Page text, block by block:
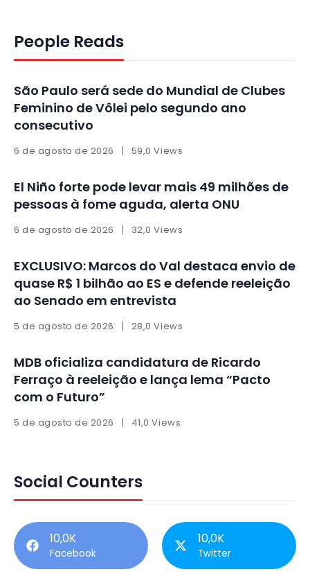
People Reads
São Paulo será sede do Mundial de Clubes
Feminino de Vôlei pelo segundo ano
consecutivo
6 de agosto de 2026 59,0 Views
El Niño forte pode levar mais 49 milhões de
pessoas à fome aguda, alerta ONU
6 de agosto de 2026 32,0 Views
EXCLUSIVO: Marcos do Val destaca envio de
quase R$ 1 bilhão ao ES e defende reeleição
ao Senado em entrevista
5 de agosto de 2026 28,0 Views
MDB oficializa candidatura de Ricardo
Ferraço à reeleição e lança lema “Pacto
com o Futuro”
5 de agosto de 2026 41,0 Views
Social Counters
10,0K
Facebook
10,0K
Twitter